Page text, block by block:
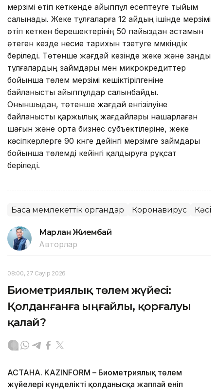
мерзімі өтіп кеткенде айыппұл есептеуге тыйым
салынады. Жеке тұлғаларға 12 айдың ішінде мерзімі
өтіп кеткен берешектерінің 50 пайыздан астамын
өтеген кезде несие тарихын түзетуге мүмкіндік
беріледі. Төтенше жағдай кезінде жеке және заңды
тұлғалардың займдары мен микрокредиттер
бойынша төлем мерзімі кешіктірілгеніне
байланысты айыппұлдар салынбайды.
Оныншыдан, төтенше жағдай енгізілуіне
байланысты қаржылық жағдайлары нашарлаған
шағын және орта бизнес субъектілеріне, жеке
кәсіпкерлерге 90 күнге дейінгі мерзімге займдары
бойынша төлемді кейінгі қалдыруға рұқсат
беріледі.
Басқа мемлекеттік органдар Коронавирус
Марлан Жиембай
Авторлар
08:00, 27 Сәуір 2026
Биометриялық төлем жүйесі:
Қолданғанға ыңғайлы, қорғалуы
қалай?
АСТАНА. KAZINFORM – Биометриялық төлем
жүйелері күнделікті қолданысқа жаппай еніп